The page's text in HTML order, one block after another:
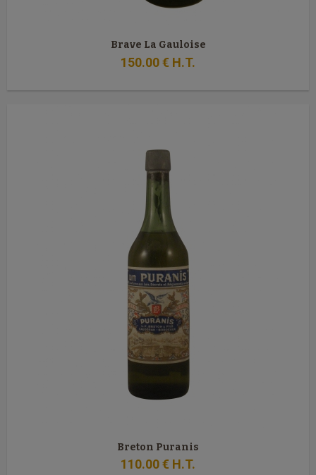
Brave La Gauloise
150.00€ H.T.
Breton Puranis
110.00€ H.T.